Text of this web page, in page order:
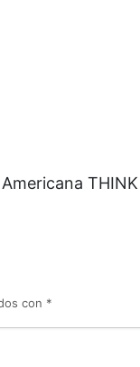
THINK
con *